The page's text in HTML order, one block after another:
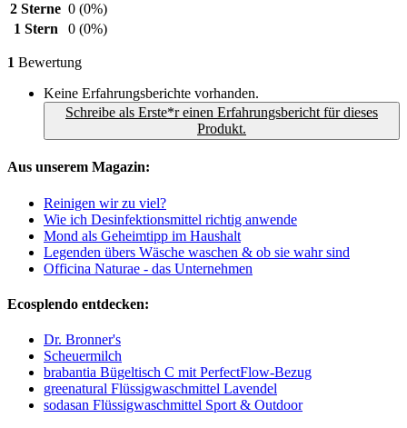
2 Sterne 0 (0%)
1 Stern
0 (0%)
1 Bewertung
Keine Erfahrungsberichte vorhanden.
Schreibe als Erste*r einen Erfahrungsbericht für dieses
Produkt.
Aus unserem Magazin:
Reinigen wir zu viel?
Wie ich Desinfektionsmittel richtig anwende
Mond als Geheimtipp im Haushalt
Legenden übers Wäsche waschen & ob sie wahr sind
Officina Naturae - das Unternehmen
Ecosplendo entdecken:
Dr. Bronner's
Scheuermilch
brabantia Bügeltisch C mit PerfectFlow-Bezug
greenatural Flüssigwaschmittel Lavendel
sodasan Flüssigwaschmittel Sport & Outdoor